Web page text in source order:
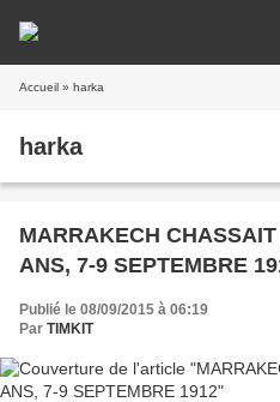
Accueil » harka
harka
MARRAKECH
ANS, 7-9 SEPTEMBRE
Publié le 08/09/2015 à 06:19
Par TIMKIT